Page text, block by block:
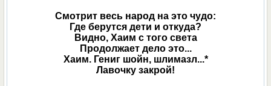
Смотрит весь народ на это чудо:
Где берутся дети и откуда?
Видно, Хаим с того света
Продолжает дело это...
Хаим. Гениг шойн, шлимазл...*
Лавочку закрой!